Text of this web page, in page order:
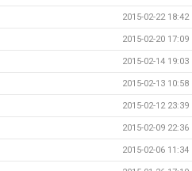
2015-02-22 18:42
2015-02-20 17:09
2015-02-14 19:03
2015-02-13 10:58
2015-02-12 23:39
2015-02-09 22:36
2015-02-06 11:34